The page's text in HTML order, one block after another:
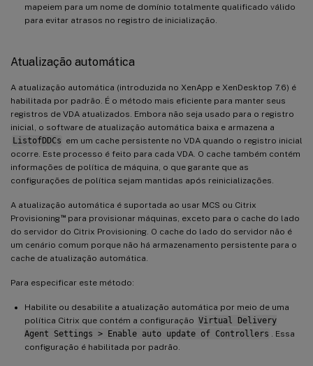
mapeiem para um nome de domínio totalmente qualificado válido
para evitar atrasos no registro de inicialização.
Atualização automática
A atualização automática (introduzida no XenApp e XenDesktop 7.6) é
habilitada por padrão. É o método mais eficiente para manter seus
registros de VDA atualizados. Embora não seja usado para o registro
inicial, o software de atualização automática baixa e armazena a
ListofDDCs em um cache persistente no VDA quando o registro inicial
ocorre. Este processo é feito para cada VDA. O cache também contém
informações de política de máquina, o que garante que as
configurações de política sejam mantidas após reinicializações.
A atualização automática é suportada ao usar MCS ou Citrix
Provisioning™para provisionar máquinas, exceto para o cache do lado
do servidor do Citrix Provisioning. O cache do lado do servidor não é
um cenário comum porque não há armazenamento persistente para o
cache de atualização automática.
Para especificar este método:
Habilite ou desabilite a atualização automática por meio de uma
política Citrix que contém a configuração Virtual Delivery
Agent Settings > Enable auto update of Controllers . Essa
configuração é habilitada por padrão.